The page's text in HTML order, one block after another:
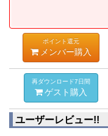
ポイント還元
メンバー購入
再ダウンロード7日間
ゲスト購入
ユーザーレビュー!!